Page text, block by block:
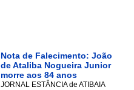
Nota de Falecimento: João
de Ataliba Nogueira Junior
morre aos 84 anos
JORNAL ESTÂNCIA de ATIBAIA